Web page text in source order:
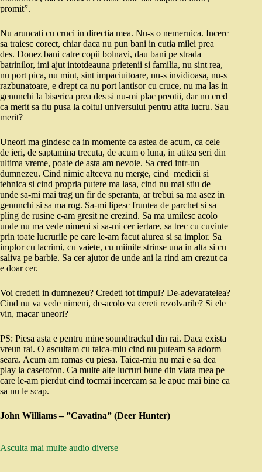
promit”.
Nu aruncati cu cruci in directia mea. Nu-s o nemernica. Incerc
sa traiesc corect, chiar daca nu pun bani in cutia milei prea
des. Donez bani catre copii bolnavi, dau bani pe strada
batrinilor, imi ajut intotdeauna prietenii si familia, nu sint rea,
nu port pica, nu mint, sint impaciuitoare, nu-s invidioasa, nu-s
razbunatoare, e drept ca nu port lantisor cu cruce, nu ma las in
genunchi la biserica prea des si nu-mi plac preotii, dar nu cred
ca merit sa fiu pusa la coltul universului pentru atita lucru. Sau
merit?
Uneori ma gindesc ca in momente ca astea de acum, ca cele
de ieri, de saptamina trecuta, de acum o luna, in atitea seri din
ultima vreme, poate de asta am nevoie. Sa cred intr-un
dumnezeu. Cind nimic altceva nu merge, cind medicii si
tehnica si cind propria putere ma lasa, cind nu mai stiu de
unde sa-mi mai trag un fir de speranta, ar trebui sa ma asez in
genunchi si sa ma rog. Sa-mi lipesc fruntea de parchet si sa
pling de rusine c-am gresit ne crezind. Sa ma umilesc acolo
unde nu ma vede nimeni si sa-mi cer iertare, sa trec cu cuvinte
prin toate lucrurile pe care le-am facut aiurea si sa implor. Sa
implor cu lacrimi, cu vaiete, cu miinile strinse una in alta si cu
saliva pe barbie. Sa cer ajutor de unde ani la rind am crezut ca
e doar cer.
Voi credeti in dumnezeu? Credeti tot timpul? De-adevaratelea?
Cind nu va vede nimeni, de-acolo va cereti rezolvarile? Si ele
vin, macar uneori?
PS: Piesa asta e pentru mine soundtrackul din rai. Daca exista
vreun rai. O ascultam cu taica-miu cind nu puteam sa adorm
seara. Acum am ramas cu piesa. Taica-miu nu mai e sa dea
play la casetofon. Ca multe alte lucruri bune din viata mea pe
care le-am pierdut cind tocmai incercam sa le apuc mai bine ca
sa nu le scap.
John Williams – ”Cavatina” (Deer Hunter)
Asculta mai multe audio diverse